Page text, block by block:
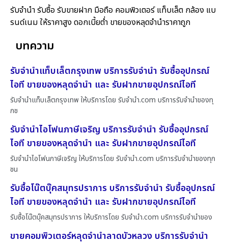
รับจำนำ รับซื้อ รับขายฝาก มือถือ คอมพิวเตอร์ แท็บเล็ต กล้อง แบ
รนด์เนม ให้ราคาสูง ดอกเบี้ยต่ำ ขายของหลุดจำนำราคาถูก
บทความ
รับจำนำแท็บเล็ตกรุงเทพ บริการรับจำนำ รับซื้ออุปกรณ์
ไอที ขายของหลุดจำนำ และ รับฝากขายอุปกรณ์ไอที
รับจำนำแท็บเล็ตกรุงเทพ ให้บริการโดย รับจํานํา.com บริการรับจำนำของทุ
กช
รับจำนำไอโฟนภาษีเจริญ บริการรับจำนำ รับซื้ออุปกรณ์
ไอที ขายของหลุดจำนำ และ รับฝากขายอุปกรณ์ไอที
รับจำนำไอโฟนภาษีเจริญ ให้บริการโดย รับจํานํา.com บริการรับจำนำของทุก
ชน
รับซื้อโน๊ตบุ๊คสมุทรปราการ บริการรับจำนำ รับซื้ออุปกรณ์
ไอที ขายของหลุดจำนำ และ รับฝากขายอุปกรณ์ไอที
รับซื้อโน๊ตบุ๊คสมุทรปราการ ให้บริการโดย รับจํานํา.com บริการรับจำนำของ
ขายคอมพิวเตอร์หลุดจำนำลาดบัวหลวง บริการรับจำนำ